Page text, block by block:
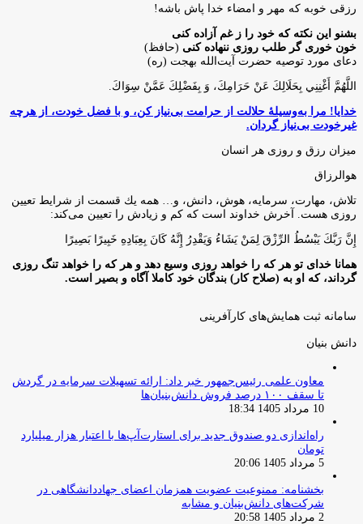
رزقی خوبه كه مهر و امضاء خدا پاش باشه!
بشنو این نکته که خود را ز غم آزاده کنی
خون خوری گر طلب روزی ننهاده کنی (حافظ)
دعای مورد توصیه حضرت آیت‌الله بهجت (ره)
اللَّهُمَّ أَغْنِنِي بِحَلَالِكَ عَنْ حَرَامِكَ، وَ بِفَضْلِكَ عَمَّنْ سِوَاكَ‏.
خدایا! مرا به‌وسیلۀ حلالت از حرامت بی‌نیاز کن، و با فضل خودت، از هرچه
غیرخودت بی‌نیاز گردان.
میزان رزق و روزی هر انسان
هوالرزاق
تلاش، مهارت، سرمايه، هوش، دانش، و… همه يك قسمت از شرايط تعيين
روزى هست. آخرش خداوند است كه كم و زيادش را تعيين مى‌كند:
إِنَّ رَبَّكَ يَبْسُطُ الرِّزْقَ لِمَنْ يَشَاءُ وَيَقْدِرُ إِنَّهُ كَانَ بِعِبَادِهِ خَبِيرًا بَصِيرًا
همانا خدای تو هر که را خواهد روزی وسیع دهد و هر که را خواهد تنگ روزی
گرداند، که او به (صلاح کار) بندگان خود کاملا آگاه و بصیر است.
سامانه ثبت همایش‌های کارآفرینی
دانش‌ بنیان‌
معاون علمی رئیس‌جمهور خبر داد: ارائه تسهیلات سرمایه در گردش
تا سقف ۱۰۰ درصد فروش دانش‌بنیان‌ها
10 مرداد 1405 18:34
راه‌اندازی دو صندوق جدید برای استارت‌آپ‌ها با اعتبار هزار میلیارد
تومان
5 مرداد 1405 20:06
بخشنامه: ممنوعیت عضویت همزمان اعضای جهاددانشگاهی در
شرکت‌های دانش‌بنیان و مشابه
2 مرداد 1405 20:58